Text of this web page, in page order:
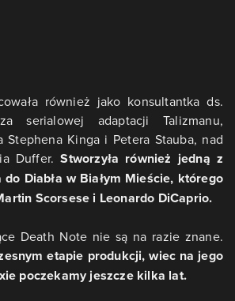
również jako konsultantka ds.
serialowej adaptacji Talizmanu,
Stephena Kinga i Petera Stauba, nad
Duffer.Stworzyła również jedną z
Diabła w Białym Mieście, którego
Scorsese i Leonardo DiCaprio.
Death Note nie są na razie znane.
etapie produkcji, wiec na jego
poczekamy jeszcze kilka lat.